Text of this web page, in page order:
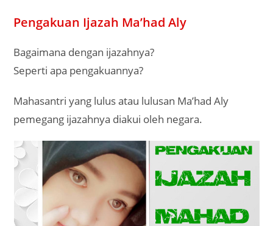
Pengakuan Ijazah Ma’had Aly
Bagaimana dengan ijazahnya?
Seperti apa pengakuannya?
Mahasantri yang lulus atau lulusan Ma’had Aly
pemegang ijazahnya diakui oleh negara.